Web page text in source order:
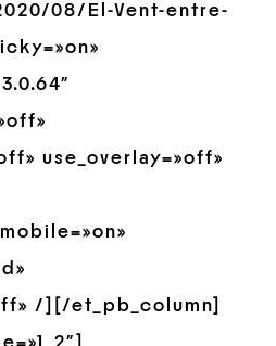
08/El-Vent-entre-
use_overlay=»off»
/][/et_pb_column]